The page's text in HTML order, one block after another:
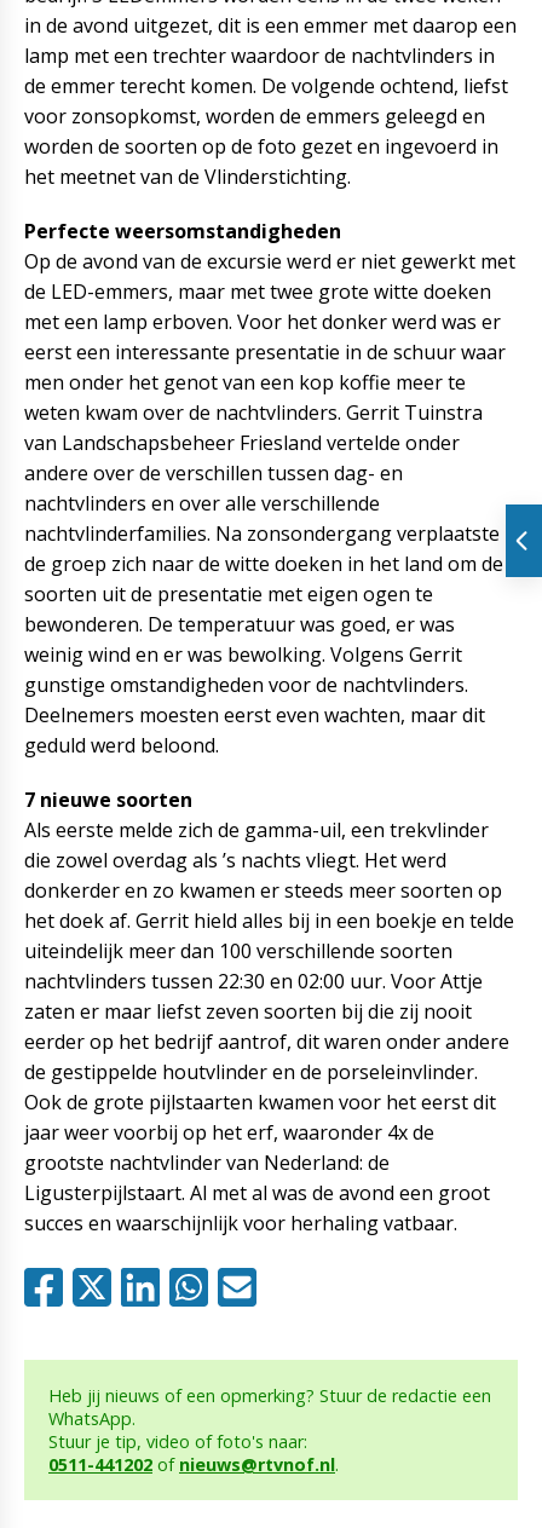
in de avond uitgezet, dit is een emmer met daarop een
lamp met een trechter waardoor de nachtvlinders in
de emmer terecht komen. De volgende ochtend, liefst
voor zonsopkomst, worden de emmers geleegd en
worden de soorten op de foto gezet en ingevoerd in
het meetnet van de Vlinderstichting.
Perfecte weersomstandigheden
Op de avond van de excursie werd er niet gewerkt met
de LED-emmers, maar met twee grote witte doeken
met een lamp erboven. Voor het donker werd was er
eerst een interessante presentatie in de schuur waar
men onder het genot van een kop koffie meer te
weten kwam over de nachtvlinders. Gerrit Tuinstra
van Landschapsbeheer Friesland vertelde onder
andere over de verschillen tussen dag- en
nachtvlinders en over alle verschillende
nachtvlinderfamilies. Na zonsondergang verplaatste
de groep zich naar de witte doeken in het land om de
soorten uit de presentatie met eigen ogen te
bewonderen. De temperatuur was goed, er was
weinig wind en er was bewolking. Volgens Gerrit
gunstige omstandigheden voor de nachtvlinders.
Deelnemers moesten eerst even wachten, maar dit
geduld werd beloond.
7 nieuwe soorten
Als eerste melde zich de gamma-uil, een trekvlinder
die zowel overdag als ’s nachts vliegt. Het werd
donkerder en zo kwamen er steeds meer soorten op
het doek af. Gerrit hield alles bij in een boekje en telde
uiteindelijk meer dan 100 verschillende soorten
nachtvlinders tussen 22:30 en 02:00 uur. Voor Attje
zaten er maar liefst zeven soorten bij die zij nooit
eerder op het bedrijf aantrof, dit waren onder andere
de gestippelde houtvlinder en de porseleinvlinder.
Ook de grote pijlstaarten kwamen voor het eerst dit
jaar weer voorbij op het erf, waaronder 4x de
grootste nachtvlinder van Nederland: de
Ligusterpijlstaart. Al met al was de avond een groot
succes en waarschijnlijk voor herhaling vatbaar.
Heb jij nieuws of een opmerking? Stuur de redactie een
WhatsApp.
Stuur je tip, video of foto's naar:
0511-441202 of nieuws@rtvnof.nl.